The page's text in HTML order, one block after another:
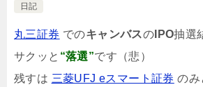
日記
丸三証券 でのキャンバスの IPO抽選
サクッと “落選”です（悲）
残すは 三菱UFJ eスマート証券 のみ